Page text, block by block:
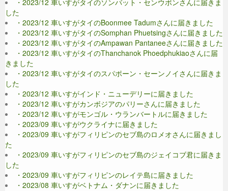
した
・2023/12 車いすがタイのBoonmee Tadumさんに届きました
・2023/12 車いすがタイのSomphan Phuetsingさんに届きました
・2023/12 車いすがタイのAmpawan Pantaneeさんに届きました
・2023/12 車いすがタイのThanchanok Phoedphukiaoさんに届
きました
・2023/12 車いすがタイのスパポーン・セーンノイさんに届きま
した
・2023/12 車いすがインド・ニューデリーに届きました
・2023/12 車いすがカンボジアのパリーさんに届きました
・2023/12 車いすがモンゴル・ウランバートルに届きました
・2023/09 車いすがウクライナに届きました
・2023/09 車いすがフィリピンのセブ島のロメオさんに届きまし
た
・2023/09 車いすがフィリピンのセブ島のジェイコブ君に届きま
した
・2023/09 車いすがフィリピンのレイテ島に届きました
・2023/08 車いすがベトナム・ダナンに届きました